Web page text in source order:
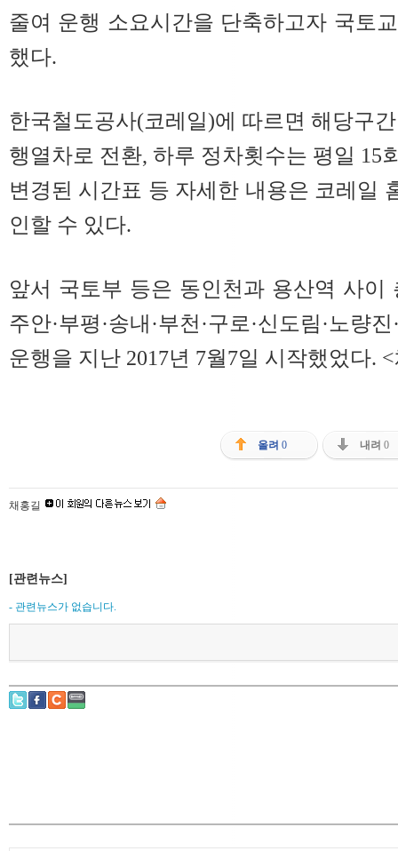
줄여 운행 소요시간을 단축하고자 국토
했다.
한국철도공사(코레일)에 따르면 해당구
행열차로 전환, 하루 정차횟수는 평일 15
변경된 시간표 등 자세한 내용은 코레일
인할 수 있다.
앞서 국토부 등은 동인천과 용산역 사이
주안·부평·송내·부천·구로·신도림·노량
운행을 지난 2017년 7월7일 시작했었다.
올려 0 내려 0
채홍길
[관련뉴스]
- 관련뉴스가 없습니다.